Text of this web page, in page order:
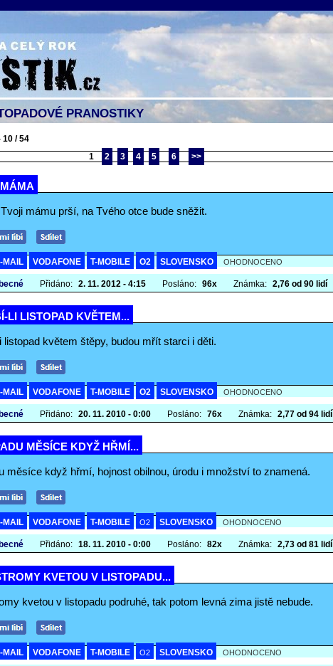
PRANOSTIKY
10 / 54
1
2 3 4 5 6 >>
mámu prší, na Tvého otce bude sněžit.
MAIL VODAFONE T-MOBILE O2 SLOVENSKO OHODNOCENO
Přidáno: 2. 11. 2012 - 4:15 Posláno: 96x Známka: 2,76 od 90 lidí
LI LISTOPAD KVĚTEM...
listopad květem štěpy, budou mřít starci i děti.
MAIL VODAFONE T-MOBILE O2 SLOVENSKO OHODNOCENO
Přidáno: 20. 11. 2010 - 0:00 Posláno: 76x Známka: 2,77 od 94 lidí
MĚSÍCE KDYŽ HŘMÍ...
měsíce když hřmí, hojnost obilnou, úrodu i množství to znamená.
MAIL VODAFONE T-MOBILE O2 SLOVENSKO OHODNOCENO
Přidáno: 18. 11. 2010 - 0:00 Posláno: 82x Známka: 2,73 od 81 lidí
KVETOU V LISTOPADU...
kvetou v listopadu podruhé, tak potom levná zima jistě nebude.
MAIL VODAFONE T-MOBILE O2 SLOVENSKO OHODNOCENO